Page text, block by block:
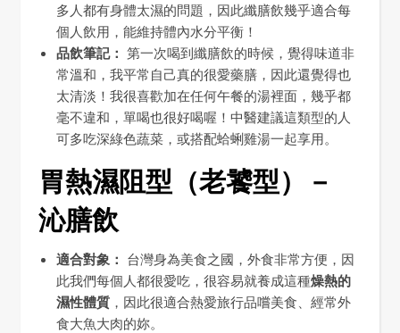
多人都有身體太濕的問題，因此纖膳飲幾乎適合每
個人飲用，能維持體內水分平衡！
品飲筆記： 第一次喝到纖膳飲的時候，覺得味道非
常溫和，我平常自己真的很愛藥膳，因此還覺得也
太清淡！我很喜歡加在任何午餐的湯裡面，幾乎都
毫不違和，單喝也很好喝喔！中醫建議這類型的人
可多吃深綠色蔬菜，或搭配蛤蜊雞湯一起享用。
胃熱濕阻型（老饕型）－
沁膳飲
適合對象： 台灣身為美食之國，外食非常方便，因
此我們每個人都很愛吃，很容易就養成這種燥熱的
濕性體質 ，因此很適合熱愛旅行品嚐美食、經常外
食大魚大肉的妳。